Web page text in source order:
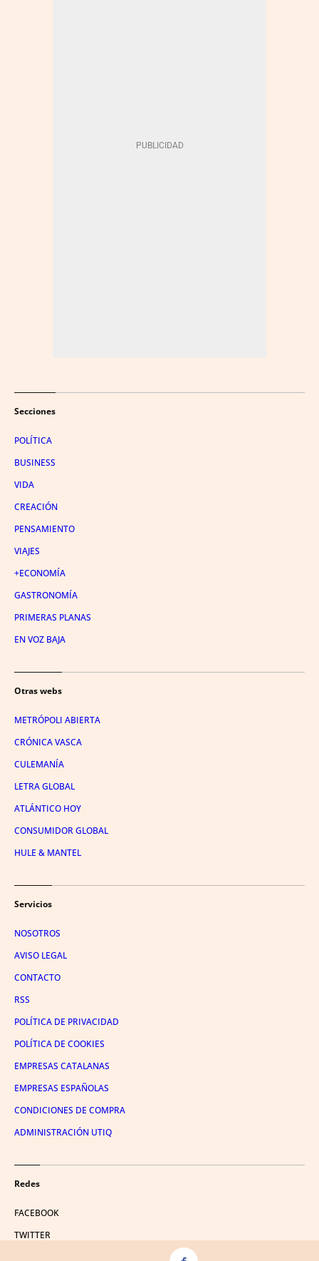
Secciones
POLÍTICA
BUSINESS
VIDA
CREACIÓN
PENSAMIENTO
VIAJES
+ECONOMÍA
GASTRONOMÍA
PRIMERAS PLANAS
EN VOZ BAJA
Otras webs
METRÓPOLI ABIERTA
CRÓNICA VASCA
CULEMANÍA
LETRA GLOBAL
ATLÁNTICO HOY
CONSUMIDOR GLOBAL
HULE & MANTEL
Servicios
NOSOTROS
AVISO LEGAL
CONTACTO
RSS
POLÍTICA DE PRIVACIDAD
POLÍTICA DE COOKIES
EMPRESAS CATALANAS
EMPRESAS ESPAÑOLAS
CONDICIONES DE COMPRA
ADMINISTRACIÓN UTIQ
Redes
FACEBOOK
TWITTER